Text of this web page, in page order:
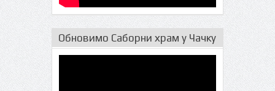
Обновимо Саборни храм у Чачку